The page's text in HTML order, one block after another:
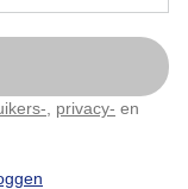
privacy- en
bekeken